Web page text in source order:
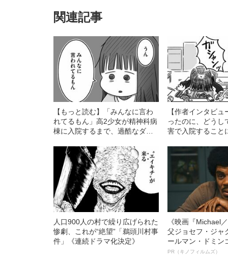
関連記事
【もっと読む】「みんなに言わ
れてるもん」高2少女が精神科病
棟に入院するまで、過酷なダイ
【作者インタビ
ったのに、どうし
害で入院するこ
の“リアルな日常”
人口900人の村で繰り広げられた
惨劇、これが“絶望”「鵜頭川村事
件」《連続ドラマ化決定》
《映画『Michael
父ジョセフ・ジャ
ールマン・ドミン
ルインタビュー“
PR（キノフィルムズ）